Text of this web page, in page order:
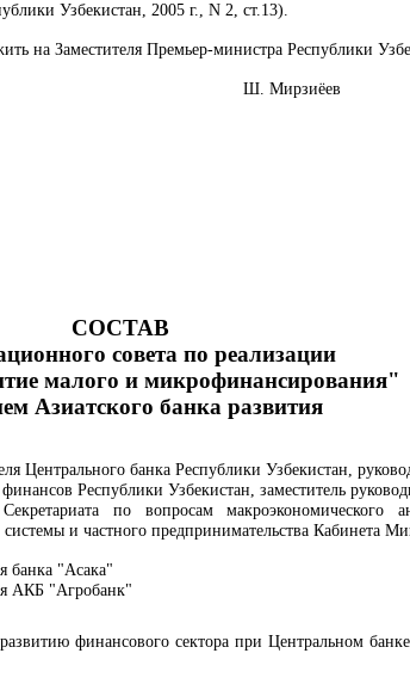
Узбекистан, 2005 г., N 2, ст.13).
на Заместителя Премьер-министра Республики
Ш. Мирзиёев
СОСТАВ
совета по реализации
малого и микрофинансирования"
Азиатского банка развития
Центрального банка Республики Узбекистан,
Республики Узбекистан, заместитель
по вопросам макроэкономического
и частного предпринимательства Кабинета
банка "Асака"
АКБ "Агробанк"
финансового сектора при Центральном